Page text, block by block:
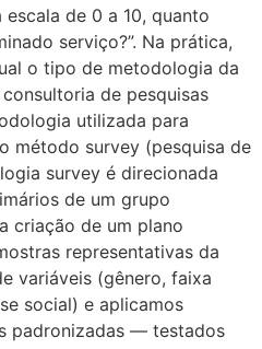
escala de 0 a 10, quanto
serviço?”. Na prática,
o tipo de metodologia da
de pesquisas
utilizada para
método survey (pesquisa de
survey é direcionada
de um grupo
criação de um plano
representativas da
variáveis (gênero, faixa
social) e aplicamos
padronizadas — testados